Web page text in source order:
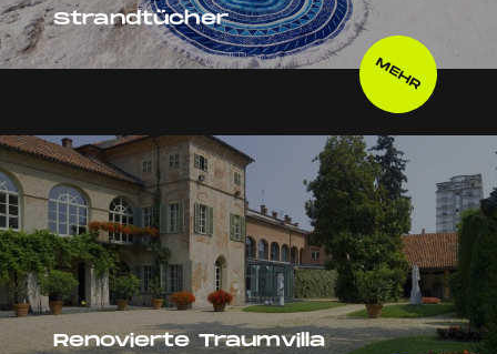
Strandtücher
MEHR
Renovierte Traumvilla